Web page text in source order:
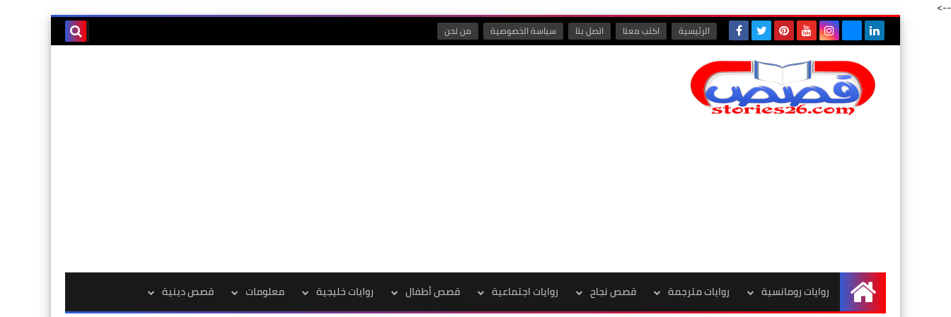
-->
الرئيسية اكتب معنا اتصل بنا سياسة الخصوصية من نحن
الرئيسية
روايات رومانسية روايات مترجمة قصص نجاح روايات اجتماعية قصص أطفال روايات خليجية معلومات قصص دينية